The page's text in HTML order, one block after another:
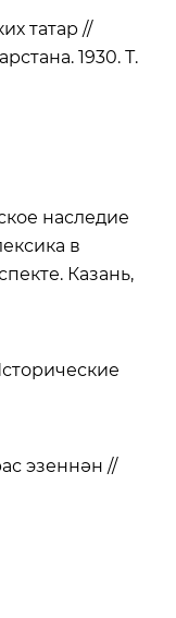
татар //
1930. Т.
наследие
в
Казань,
эзеннән //